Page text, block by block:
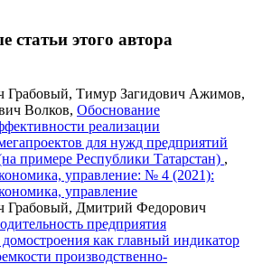
статьи этого автора
Грабовый, Тимур Загидович Ажимов,
Волков, Обоснование
реализации
для нужд предприятий
примере Республики Татарстан) ,
управление: № 4 (2021):
управление
Грабовый, Дмитрий Федорович
предприятия
как главный индикатор
производственно-